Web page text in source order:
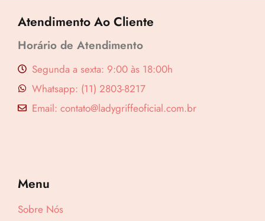
Atendimento Ao Cliente
Horário de Atendimento
Segunda a sexta: 9:00 às 18:00h
Whatsapp: (11) 2803-8217
Email: contato@ladygriffeoficial.com.br
Menu
Sobre Nós